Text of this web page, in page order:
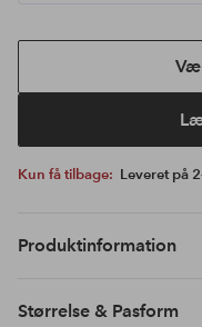
Kun få tilbage: Leveret på
Produktinformation
Størrelse & Pasform